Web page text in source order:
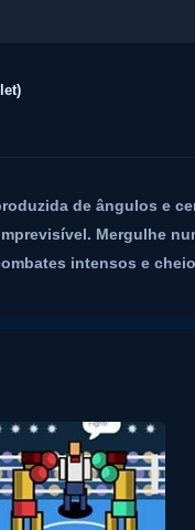
de ângulos e
Mergulhe
intensos e